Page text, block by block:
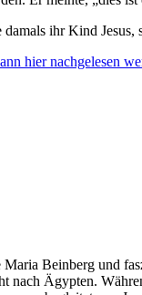
ihr Kind Jesus,
ann hier nachgelesen
Beinberg und
Ägypten.